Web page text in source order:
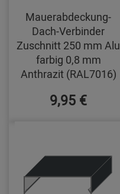
Mauerabdeckung-
Dach-Verbinder
Zuschnitt 250 mm Alu
farbig 0,8 mm
Anthrazit (RAL7016)
9,95 €